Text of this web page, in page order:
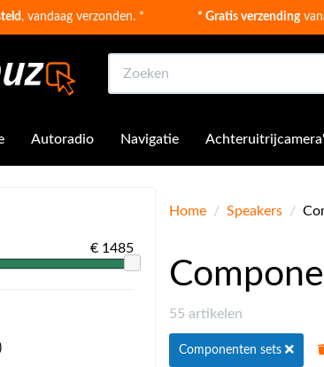
, vandaag verzonden. * * Gratis verzending
Autoradio Navigatie
€ 1485
Home / Speakers /
55 artikelen
Componenten sets